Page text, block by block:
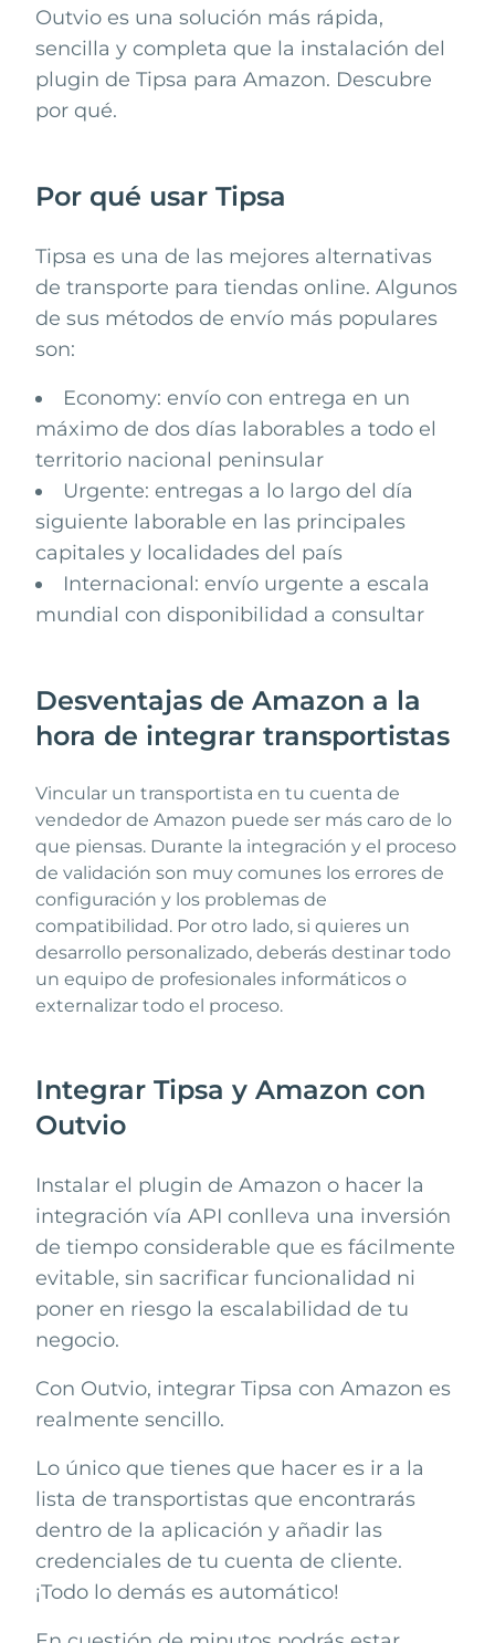
Outvio es una solución más rápida,
sencilla y completa que la instalación del
plugin de Tipsa para Amazon. Descubre
por qué.
Por qué usar Tipsa
Tipsa es una de las mejores alternativas
de transporte para tiendas online. Algunos
de sus métodos de envío más populares
son:
Economy: envío con entrega en un
máximo de dos días laborables a todo el
territorio nacional peninsular
Urgente: entregas a lo largo del día
siguiente laborable en las principales
capitales y localidades del país
Internacional: envío urgente a escala
mundial con disponibilidad a consultar
Desventajas de Amazon a la
hora de integrar transportistas
Vincular un transportista en tu cuenta de
vendedor de Amazon puede ser más caro de lo
que piensas. Durante la integración y el proceso
de validación son muy comunes los errores de
configuración y los problemas de
compatibilidad. Por otro lado, si quieres un
desarrollo personalizado, deberás destinar todo
un equipo de profesionales informáticos o
externalizar todo el proceso.
Integrar Tipsa y Amazon con
Outvio
Instalar el plugin de Amazon o hacer la
integración vía API conlleva una inversión
de tiempo considerable que es fácilmente
evitable, sin sacrificar funcionalidad ni
poner en riesgo la escalabilidad de tu
negocio.
Con Outvio, integrar Tipsa con Amazon es
realmente sencillo.
Lo único que tienes que hacer es ir a la
lista de transportistas que encontrarás
dentro de la aplicación y añadir las
credenciales de tu cuenta de cliente.
¡Todo lo demás es automático!